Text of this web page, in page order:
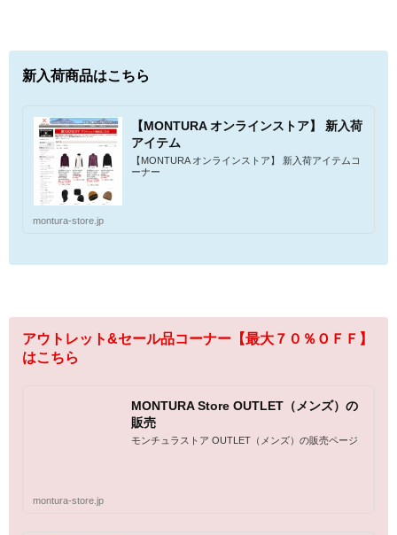
新入荷商品はこちら
【MONTURA オンラインストア】 新入荷
アイテム
【MONTURA オンラインストア】 新入荷アイテムコ
ーナー
montura-store.jp
アウトレット&セール品コーナー【最大７０％ＯＦＦ】
はこちら
MONTURA Store OUTLET（メンズ）の
販売
モンチュラストア OUTLET（メンズ）の販売ページ
montura-store.jp